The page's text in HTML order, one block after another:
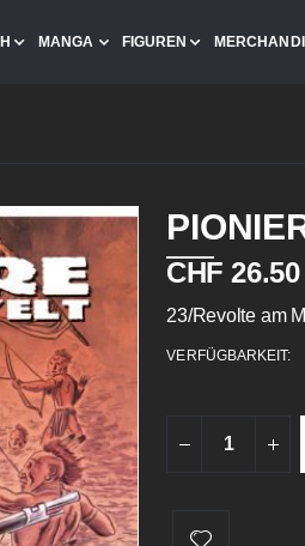
MANGA FIGUREN
CHF 26.50
23/Revolte am
VERFÜGBARKEIT: